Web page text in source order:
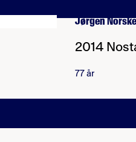
Jørgen
2014
77 år